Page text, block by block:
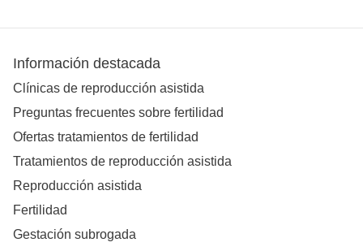
Información destacada
Clínicas de reproducción asistida
Preguntas frecuentes sobre fertilidad
Ofertas tratamientos de fertilidad
Tratamientos de reproducción asistida
Reproducción asistida
Fertilidad
Gestación subrogada